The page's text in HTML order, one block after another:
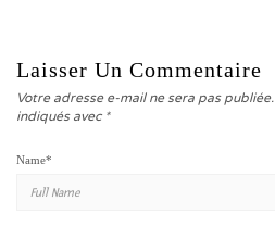
Laisser Un Commentaire
Votre adresse e-mail ne sera pas publiée.
indiqués avec *
Name*